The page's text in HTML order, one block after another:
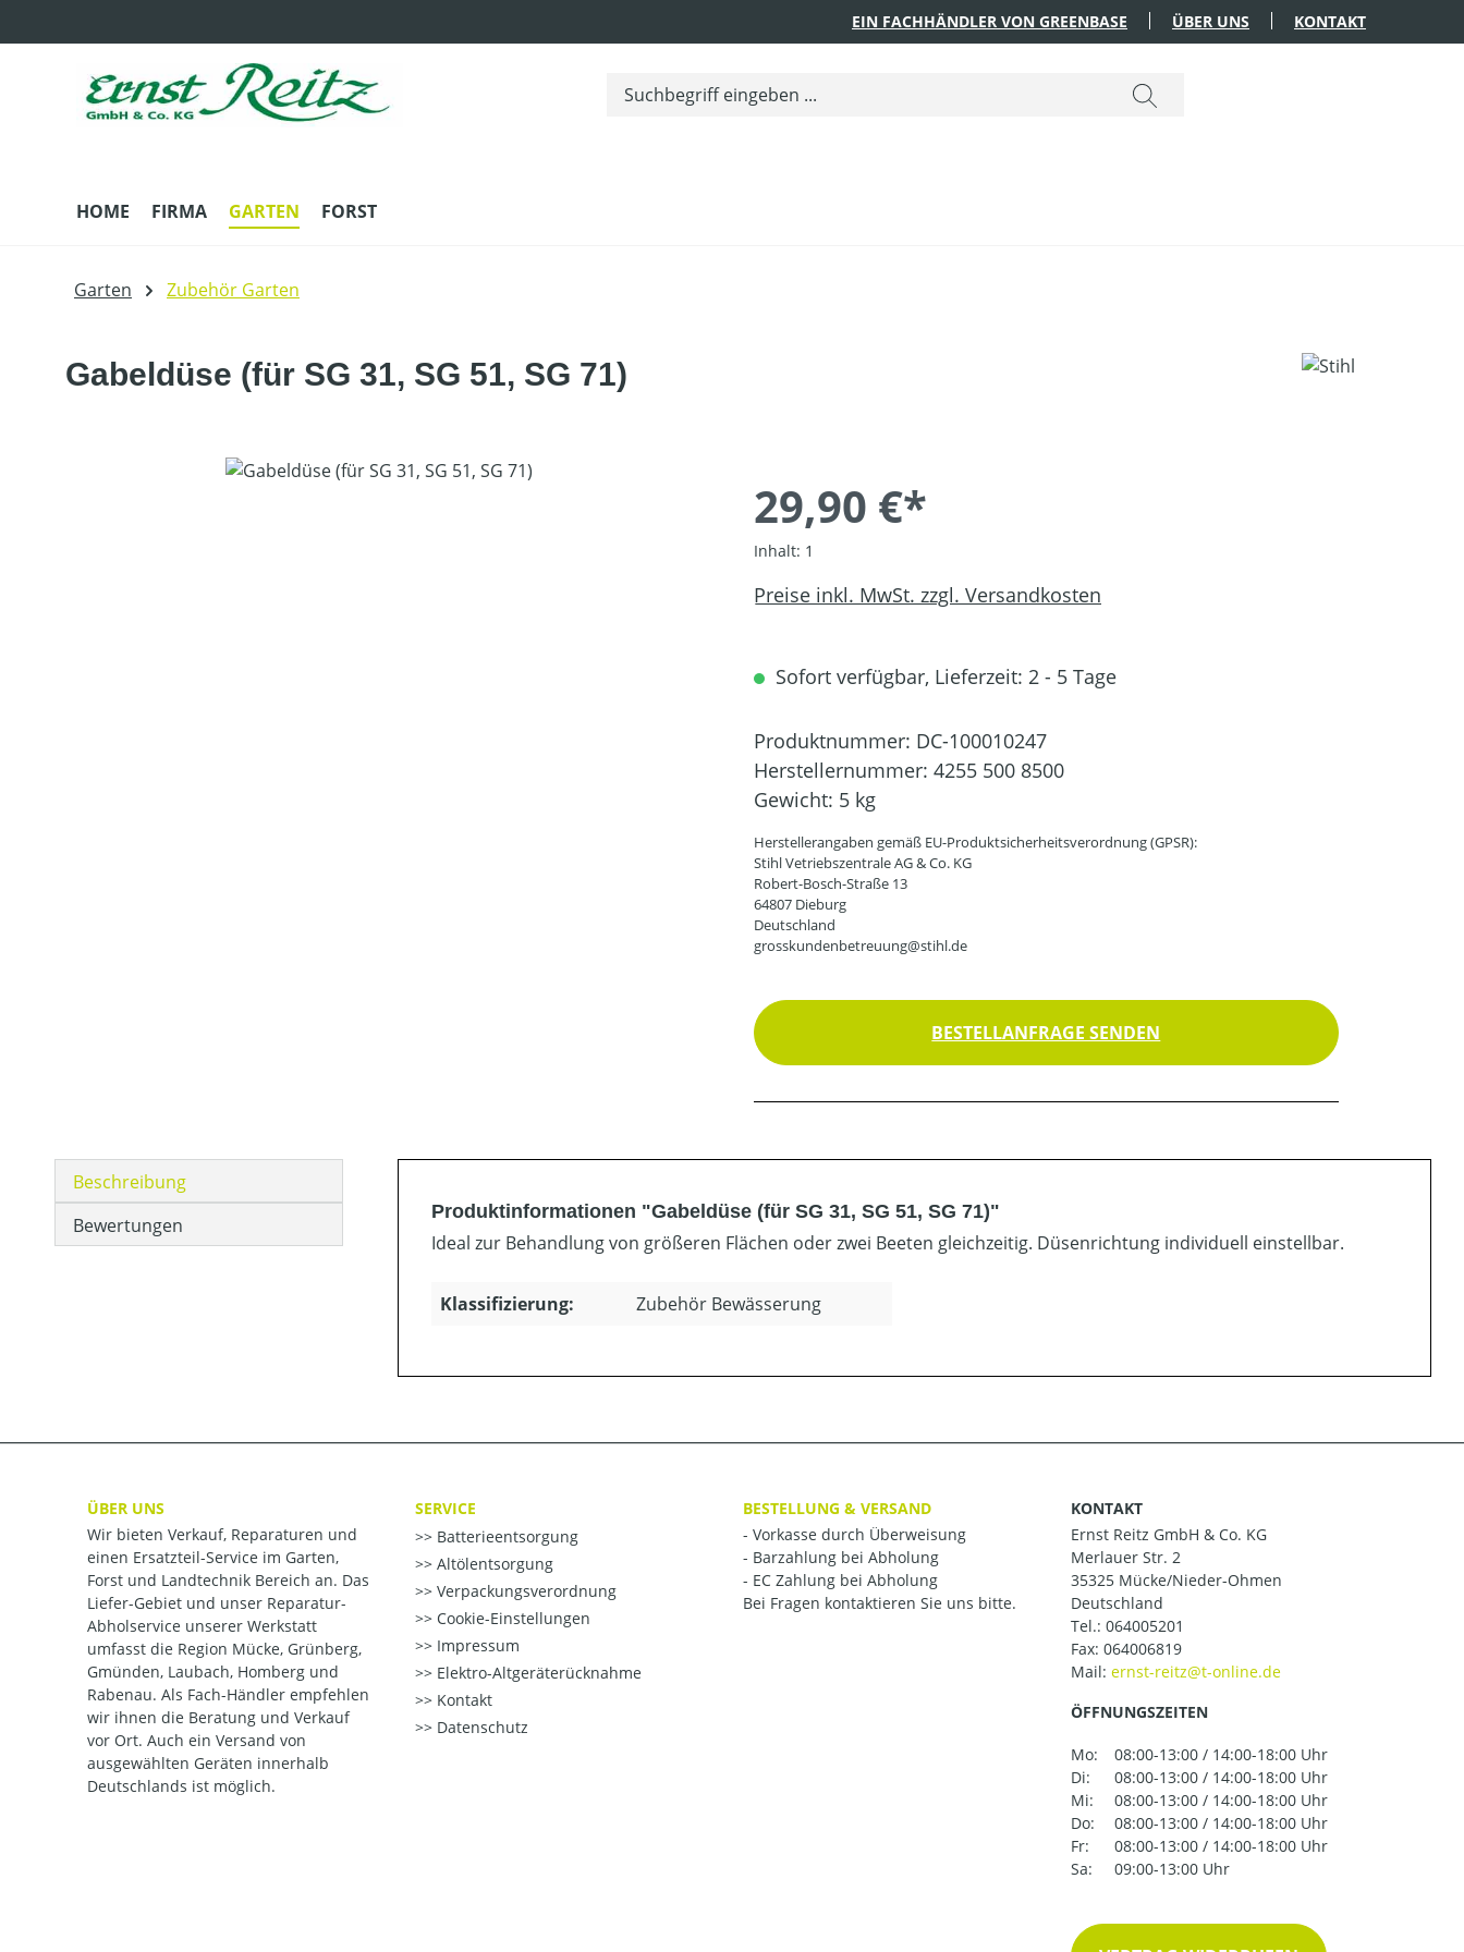
EIN FACHHÄNDLER VON GREENBASE ÜBER UNS KONTAKT
HOME FIRMA GARTEN FORST
Garten Zubehör Garten
Gabeldüse (für SG 31, SG 51, SG 71)
Bildergalerie überspringen
29,90 €*
Inhalt: 1
Preise inkl. MwSt. zzgl. Versandkosten
Sofort verfügbar, Lieferzeit: 2 - 5 Tage
Produktnummer: DC-100010247
Herstellernummer: 4255 500 8500
Gewicht: 5 kg
Herstellerangaben gemäß EU-Produktsicherheitsverordnung (GPSR):
Stihl Vetriebszentrale AG & Co. KG
Robert-Bosch-Straße 13
64807 Dieburg
Deutschland
grosskundenbetreuung@stihl.de
BESTELLANFRAGE SENDEN
Beschreibung
Bewertungen
Produktinformationen "Gabeldüse (für SG 31, SG 51, SG 71)"
Ideal zur Behandlung von größeren Flächen oder zwei Beeten gleichzeitig. Düsenrichtung individuell einstellbar.
Klassifizierung: Zubehör Bewässerung
ÜBER UNS
Wir bieten Verkauf, Reparaturen und
einen Ersatzteil-Service im Garten,
Forst und Landtechnik Bereich an. Das
Liefer-Gebiet und unser Reparatur-
Abholservice unserer Werkstatt
umfasst die Region Mücke, Grünberg,
Gmünden, Laubach, Homberg und
Rabenau. Als Fach-Händler empfehlen
wir ihnen die Beratung und Verkauf
vor Ort. Auch ein Versand von
ausgewählten Geräten innerhalb
Deutschlands ist möglich.
SERVICE
Batterieentsorgung
Altölentsorgung
Verpackungsverordnung
Cookie-Einstellungen
Impressum
Elektro-Altgeräterücknahme
Kontakt
Datenschutz
BESTELLUNG & VERSAND
- Vorkasse durch Überweisung
- Barzahlung bei Abholung
- EC Zahlung bei Abholung
Bei Fragen kontaktieren Sie uns bitte.
KONTAKT
Ernst Reitz GmbH & Co. KG
Merlauer Str. 2
35325 Mücke/Nieder-Ohmen
Deutschland
Tel.: 064005201
Fax: 064006819
Mail:
ÖFFNUNGSZEITEN
Mo:
08:00-13:00 / 14:00-18:00 Uhr
Di:
08:00-13:00 / 14:00-18:00 Uhr
Mi:
08:00-13:00 / 14:00-18:00 Uhr
Do:
08:00-13:00 / 14:00-18:00 Uhr
Fr:
08:00-13:00 / 14:00-18:00 Uhr
Sa:
09:00-13:00 Uhr